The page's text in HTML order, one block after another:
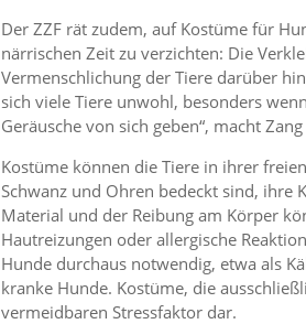
Der ZZF rät zudem, auf Kostüme für
närrischen Zeit zu verzichten: Die
Vermenschlichung der Tiere darüber
sich viele Tiere unwohl, besonders
Geräusche von sich geben“, macht
Kostüme können die Tiere in ihrer
Schwanz und Ohren bedeckt sind,
Material und der Reibung am Körper
Hautreizungen oder allergische
Hunde durchaus notwendig, etwa als
kranke Hunde. Kostüme, die
vermeidbaren Stressfaktor dar.